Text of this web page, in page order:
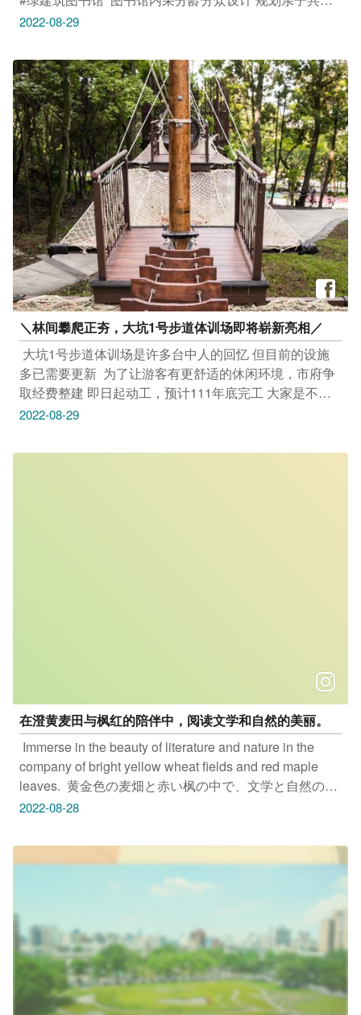
读、儿童阅览等区​ 拥有286席阅览座位、6万册新书​ ​ 环境
埋头苦读的K书中心​ 而是社区民众为身心灵充饱电的最佳
补给站～​ ​ 开学将至，来这里收心、找回读书的感觉吧！​ ​
#台中市立图书馆上枫分馆​ 地址：台中市大雅区树德街
255巷5号​ 时间：周二至六08:30-21:00；周日08:30-
17:30（周一公休）​ _____________​ #安心旅游首选台中​
#勤洗手 #戴口罩
2022-08-29
＼林间攀爬正夯，大坑1号步道体训场即将崭新亮相／​
​ 大坑1号步道体训场是许多台中人的回忆​ 但目前的设施
多已需要更新​ ​ 为了让游客有更舒适的休闲环境，市府争
取经费整建​ 即日起动工，预计111年底完工​ 大家是不是
也和玩编一样很期待呢！ ​ 以下就让玩编来统整​ 大坑1号
台及凉亭整建 新建木制爬梯、爬网等林间攀爬设施(规划
2022-08-29
在澄黄麦田与枫红的陪伴中，阅读文学和自然的美丽。​
​ Immerse in the beauty of literature and nature in the
company of bright yellow wheat fields and red maple
leaves.​ ​ 黄金色の麦畑と赤い枫の中で、文学と自然の美
しさを理解しましょう。​ ​ 台中市立图书馆上枫分馆​ 地
疫规范。 安心旅游首选台中 勤洗手 戴口罩​ ​ 只要
Tag@taichungtravels​ 就有机会让你的美照在大玩台中
FB、IG、微博及台中观光旅游网上曝光喔！​ ​
#taichungdiary #travel #igphoto #iseetaiwan #scenery
#Landscape #taichungtravels #discovertaichung #t観光
#写真 #旅行 #여행 #풍경 #风景 #旅行 #台中 #大玩台中
#台中景点 #台中市立图书馆 #上枫图书馆 #图书馆 #大雅
景点 #台中大雅
2022-08-28